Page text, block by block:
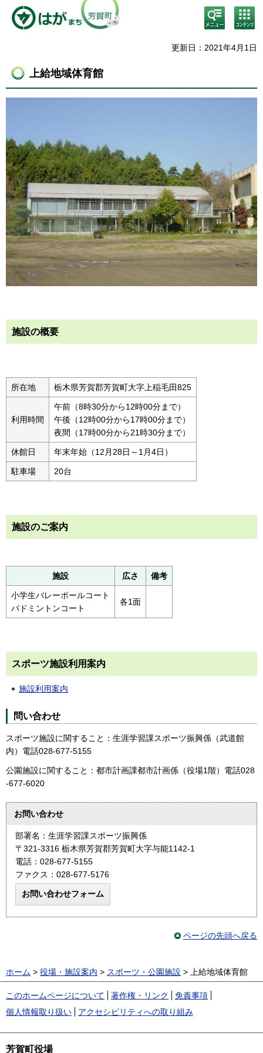
検
索・
メニ
コン
テン
ニュ
更新日：2021年4月1日
上給地域体育館
施設の概要
所在地 栃木県芳賀郡芳賀町大字上稲毛田825
利用時間
午前（8時30分から12時00分まで）
午後（12時00分から17時00分まで）
夜間（17時00分から21時30分まで）
休館日 年末年始（12月28日～1月4日）
駐車場 20台
施設のご案内
施設 広さ 備考
小学生バレーボールコート
バドミントンコート
各1面
スポーツ施設利用案内
施設利用案内
問い合わせ
スポーツ施設に関すること：生涯学習課スポーツ振興係（武道館
内）電話028-677-5155
公園施設に関すること：都市計画課都市計画係（役場1階）電話028
-677-6020
お問い合わせ
部署名：生涯学習課スポーツ振興係
〒321-3316 栃木県芳賀郡芳賀町大字与能1142-1
電話：028-677-5155
ファクス：028-677-5176
ページの先頭へ戻る
ホーム > 役場・施設案内 > スポーツ・公園施設 > 上給地域体育館
このホームページについて 著作権・リンク
免責事項
個人情報取り扱い
アクセシビリティへの取り組み
芳賀町役場